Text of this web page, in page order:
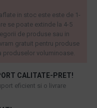
CALITATE-PRET!
eficient si o livrare
in stoc este este de 1-
se poate extinde la 4-5
de produse sau in
gratuit pentru produse
produselor voluminoase.